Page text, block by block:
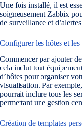
Une fois installé, il est
soigneusement Zabbix
de surveillance et d’alertes.
Configurer les hôtes et les
Commencer par ajouter
cela inclut tout
d’hôtes pour organiser
visualisation. Par
pourrait inclure tous les
permettant une gestion
Création de templates